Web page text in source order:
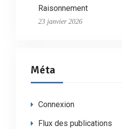
Raisonnement
23 janvier 2026
Méta
Connexion
Flux des publications